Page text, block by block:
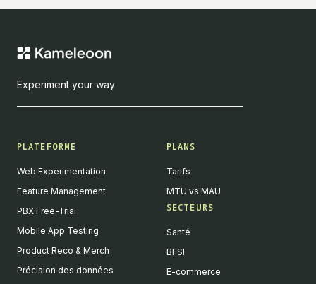
Experiment your way
PLATEFORME
Web Experimentation
Feature Management
PBX Free-Trial
Mobile App Testing
Product Reco & Merch
Précision des données
PLANS
Tarifs
MTU vs MAU
SECTEURS
Santé
BFSI
E-commerce